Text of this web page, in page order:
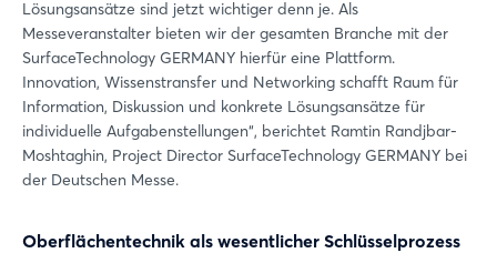
Lösungsansätze sind jetzt wichtiger denn je. Als
Messeveranstalter bieten wir der gesamten Branche mit der
SurfaceTechnology GERMANY hierfür eine Plattform.
Innovation, Wissenstransfer und Networking schafft Raum für
Information, Diskussion und konkrete Lösungsansätze für
individuelle Aufgabenstellungen“, berichtet Ramtin Randjbar-
Moshtaghin, Project Director SurfaceTechnology GERMANY bei
der Deutschen Messe.
Oberflächentechnik als wesentlicher Schlüsselprozess